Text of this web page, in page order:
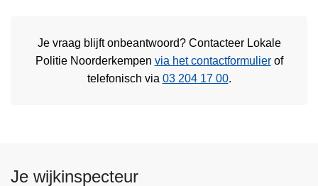
Je vraag blijft onbeantwoord? Contacteer Lokale
Politie Noorderkempen via het contactformulierof
telefonisch via 03 204 17 00.
Je wijkinspecteur